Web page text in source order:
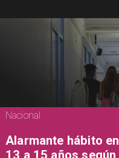
Nacional
Alarmante hábito
13 a 15 años